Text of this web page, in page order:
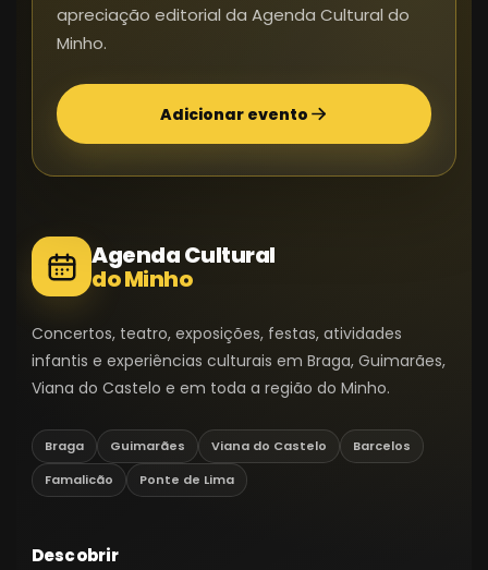
apreciação editorial da Agenda Cultural do
Minho.
Adicionar evento
Agenda Cultural
do Minho
Concertos, teatro, exposições, festas, atividades
infantis e experiências culturais em Braga, Guimarães,
Viana do Castelo e em toda a região do Minho.
Braga Guimarães Viana do Castelo
Barcelos
Famalicão
Ponte de Lima
Descobrir